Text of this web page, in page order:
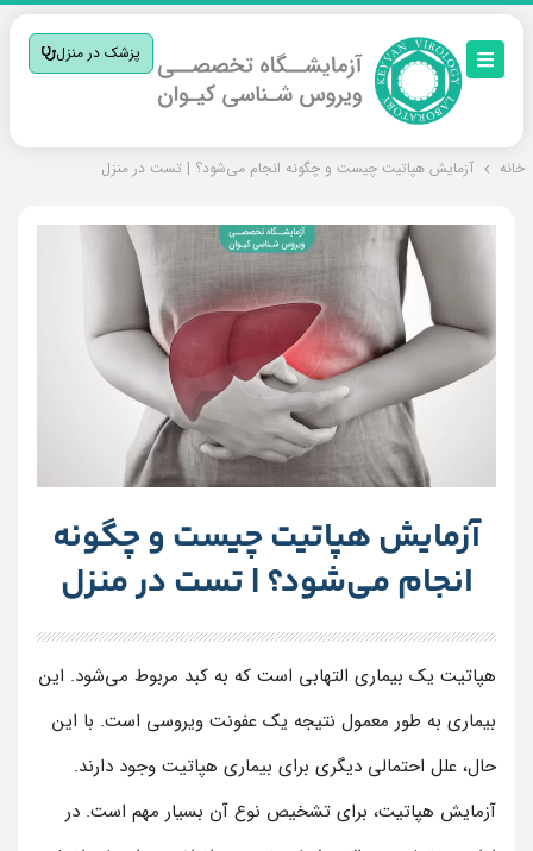
پزشک در منزل
خانه آزمایش هپاتیت چیست و چگونه انجام می‌شود؟ | تست در منزل
آزمایش هپاتیت چیست و چگونه
انجام می‌شود؟ | تست در منزل
هپاتیت یک بیماری التهابی است که به کبد مربوط می‌شود. این
بیماری به طور معمول نتیجه یک عفونت ویروسی است. با این
حال، علل احتمالی دیگری برای بیماری هپاتیت وجود دارند.
آزمایش هپاتیت، برای تشخیص نوع آن بسیار مهم است. در